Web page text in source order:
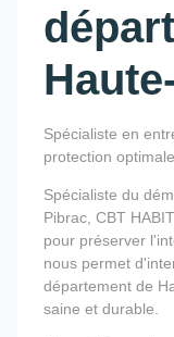
Spécialiste en
protection optimale
Spécialiste du
Pibrac, CBT
pour préserver
nous permet
département de
saine et durable.